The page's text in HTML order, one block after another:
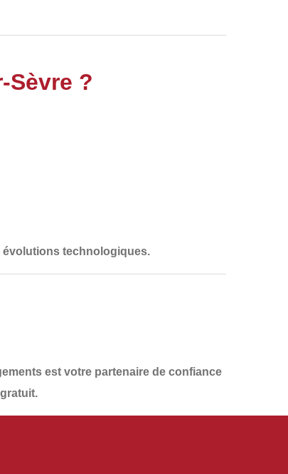
Sèvre ?
évolutions technologiques.
est votre partenaire de confiance
.